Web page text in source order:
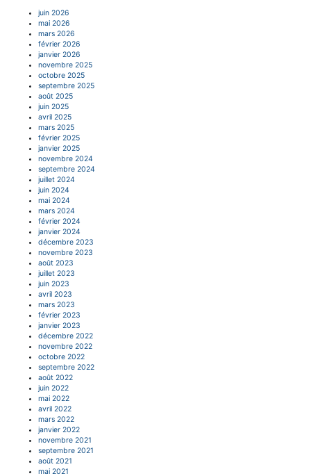
juin 2026
mai 2026
mars 2026
février 2026
janvier 2026
novembre 2025
octobre 2025
septembre 2025
août 2025
juin 2025
avril 2025
mars 2025
février 2025
janvier 2025
novembre 2024
septembre 2024
juillet 2024
juin 2024
mai 2024
mars 2024
février 2024
janvier 2024
décembre 2023
novembre 2023
août 2023
juillet 2023
juin 2023
avril 2023
mars 2023
février 2023
janvier 2023
décembre 2022
novembre 2022
octobre 2022
septembre 2022
août 2022
juin 2022
mai 2022
avril 2022
mars 2022
janvier 2022
novembre 2021
septembre 2021
août 2021
mai 2021